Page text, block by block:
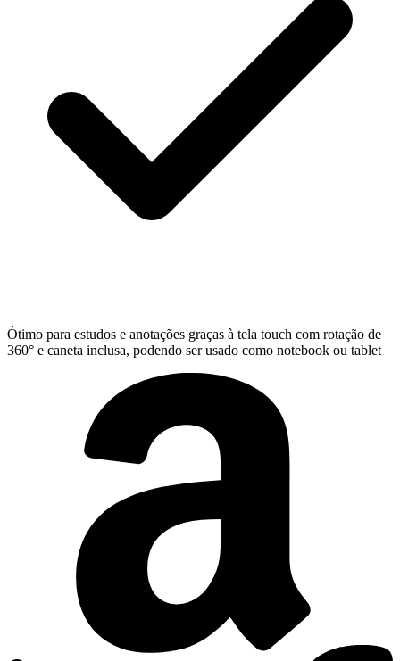
Ótimo para estudos e anotações graças à tela touch com rotação de
360° e caneta inclusa, podendo ser usado como notebook ou tablet